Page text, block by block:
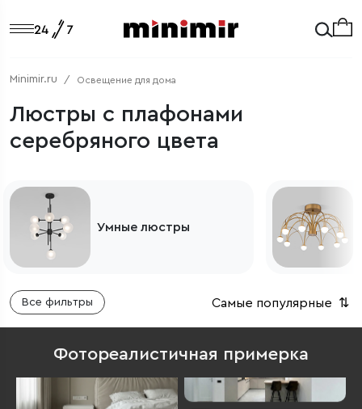
Minimir.ru Освещение для дома
Люстры с плафонами
серебряного цвета
Умные люстры
Все фильтры Самые популярные ⇅
Фотореалистичная примерка